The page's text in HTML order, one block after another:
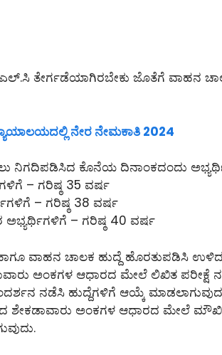
ತೇರ್ಗಡೆಯಾಗಿರಬೇಕು ಜೊತೆಗೆ ವಾಹನ
ನೇರ ನೇಮಕಾತಿ 2024
ನಿಗದಿಪಡಿಸಿದ ಕೊನೆಯ ದಿನಾಂಕದಂದು
– ಗರಿಷ್ಠ 35 ವರ್ಷ
– ಗರಿಷ್ಠ 38 ವರ್ಷ
ಅಭ್ಯರ್ಥಿಗಳಿಗೆ – ಗರಿಷ್ಠ 40 ವರ್ಷ
ವಾಹನ ಚಾಲಕ ಹುದ್ದೆ ಹೊರತುಪಡಿಸಿ
ಅಂಕಗಳ ಆಧಾರದ ಮೇಲೆ ಲಿಖಿತ
ನಡೆಸಿ ಹುದ್ದೆಗಳಿಗೆ ಆಯ್ಕೆ
ಶೇಕಡಾವಾರು ಅಂಕಗಳ ಆಧಾರದ ಮೇಲೆ